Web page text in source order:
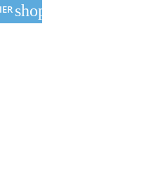
shopping_cart